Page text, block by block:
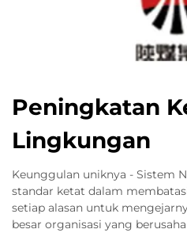
Peningkatan
Lingkungan
Keunggulan uniknya - Sistem
standar ketat dalam
setiap alasan untuk
besar organisasi yang